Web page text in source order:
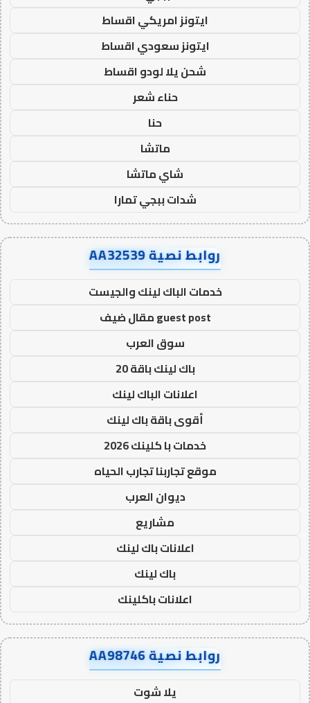
ايتونز امريكي اقساط
ايتونز سعودي اقساط
شحن يلا لودو اقساط
حناء شعر
حنا
ماتشا
شاي ماتشا
شدات ببجي تمارا
روابط نصية AA32539
خدمات الباك لينك والجيست
guest post مقال ضيف
سوق العرب
باك لينك باقة 20
اعلانات الباك لينك
أقوى باقة باك لينك
خدمات با كلينك 2026
موقع تجاربنا تجارب الحياه
ديوان العرب
مشاريع
اعلانات باك لينك
باك لينك
اعلانات باكلينك
روابط نصية AA98746
يلا شوت